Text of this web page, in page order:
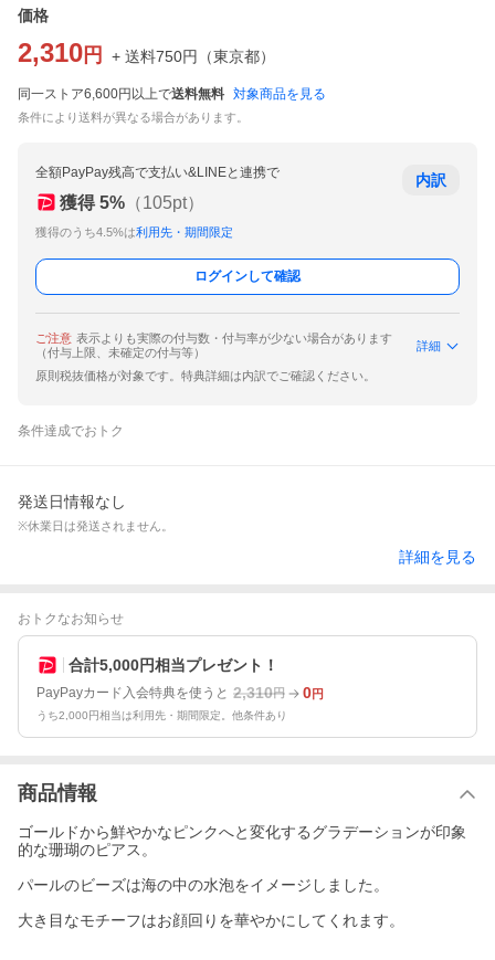
価格
2,310 円 + 送料750円 （東京都）
同一ストア6,600円以上で送料無料 対象商品を見る
条件により送料が異なる場合があります。
全額PayPay残高で支払い&LINEと連携で
獲得 5% （105pt）
獲得のうち4.5%は利用先・期間限定
内訳
ログインして確認
ご注意 表示よりも実際の付与数・付与率が少ない場合があります
（付与上限、未確定の付与等）
詳細
原則税抜価格が対象です。特典詳細は内訳でご確認ください。
条件達成でおトク
発送日情報なし
※休業日は発送されません。
詳細を見る
おトクなお知らせ
合計5,000円相当プレゼント！
PayPayカード入会特典を使うと 2,310円 0円
うち2,000円相当は利用先・期間限定。他条件あり
商品情報
ゴールドから鮮やかなピンクへと変化するグラデーションが印象
的な珊瑚のピアス。
パールのビーズは海の中の水泡をイメージしました。
大き目なモチーフはお顔回りを華やかにしてくれます。